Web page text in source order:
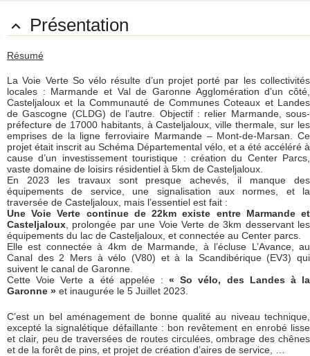
 Présentation
Résumé
La Voie Verte So vélo résulte d’un projet porté par les collectivités
locales : Marmande et Val de Garonne Agglomération d’un côté,
Casteljaloux et la Communauté de Communes Coteaux et Landes
de Gascogne (CLDG) de l’autre. Objectif : relier Marmande, sous-
préfecture de 17000 habitants, à Casteljaloux, ville thermale, sur les
emprises de la ligne ferroviaire Marmande – Mont-de-Marsan. Ce
projet était inscrit au Schéma Départemental vélo, et a été accéléré à
cause d’un investissement touristique : création du Center Parcs,
vaste domaine de loisirs résidentiel à 5km de Casteljaloux.
En 2023 les travaux sont presque achevés, il manque des
équipements de service, une signalisation aux normes, et la
traversée de Casteljaloux, mais l’essentiel est fait :
Une Voie Verte continue de 22km existe entre Marmande et
Casteljaloux , prolongée par une Voie Verte de 3km desservant les
équipements du lac de Casteljaloux, et connectée au Center parcs.
Elle est connectée à 4km de Marmande, à l’écluse L’Avance, au
Canal des 2 Mers à vélo (V80) et à la Scandibérique (EV3) qui
suivent le canal de Garonne.
Cette Voie Verte a été appelée :« So vélo, des Landes à la
Garonne » et inaugurée le 5 Juillet 2023.
C’est un bel aménagement de bonne qualité au niveau technique,
excepté la signalétique défaillante : bon revêtement en enrobé lisse
et clair, peu de traversées de routes circulées, ombrage des chênes
et de la forêt de pins, et projet de création d’aires de service, …